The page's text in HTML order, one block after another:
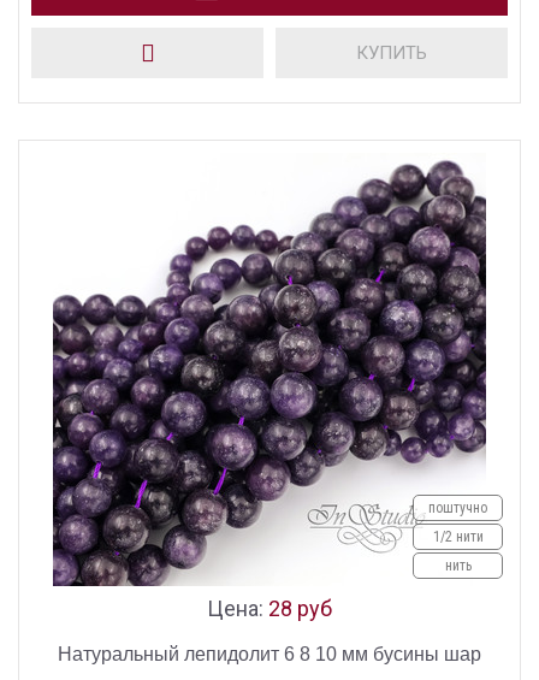
КУПИТЬ
поштучно
1/2 нити
нить
Цена: 28 руб
Натуральный лепидолит 6 8 10 мм бусины шар